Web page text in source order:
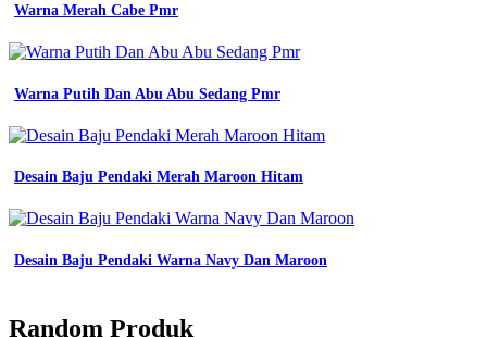
Warna Merah Cabe Pmr
Warna Putih Dan Abu Abu Sedang Pmr
Desain Baju Pendaki Merah Maroon Hitam
Desain Baju Pendaki Warna Navy Dan Maroon
Random Produk